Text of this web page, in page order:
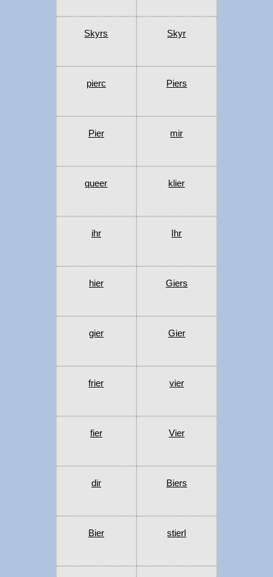
Skyrs Skyr
pierc Piers
Pier mir
queer klier
ihr Ihr
hier Giers
gier Gier
frier vier
fier Vier
dir Biers
Bier stierl